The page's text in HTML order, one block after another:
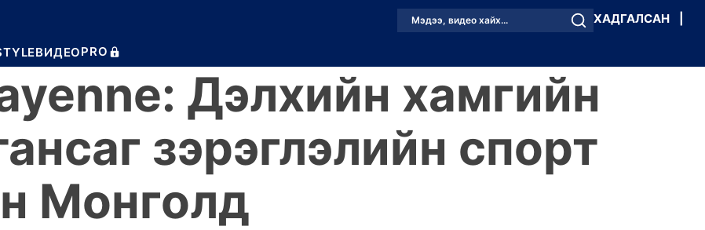
Мэдээ, видео хайх... ХАДГАЛСАН
ВИДЕОPRO
Дэлхийн хамгийн
зэрэглэлийн спорт
Монголд